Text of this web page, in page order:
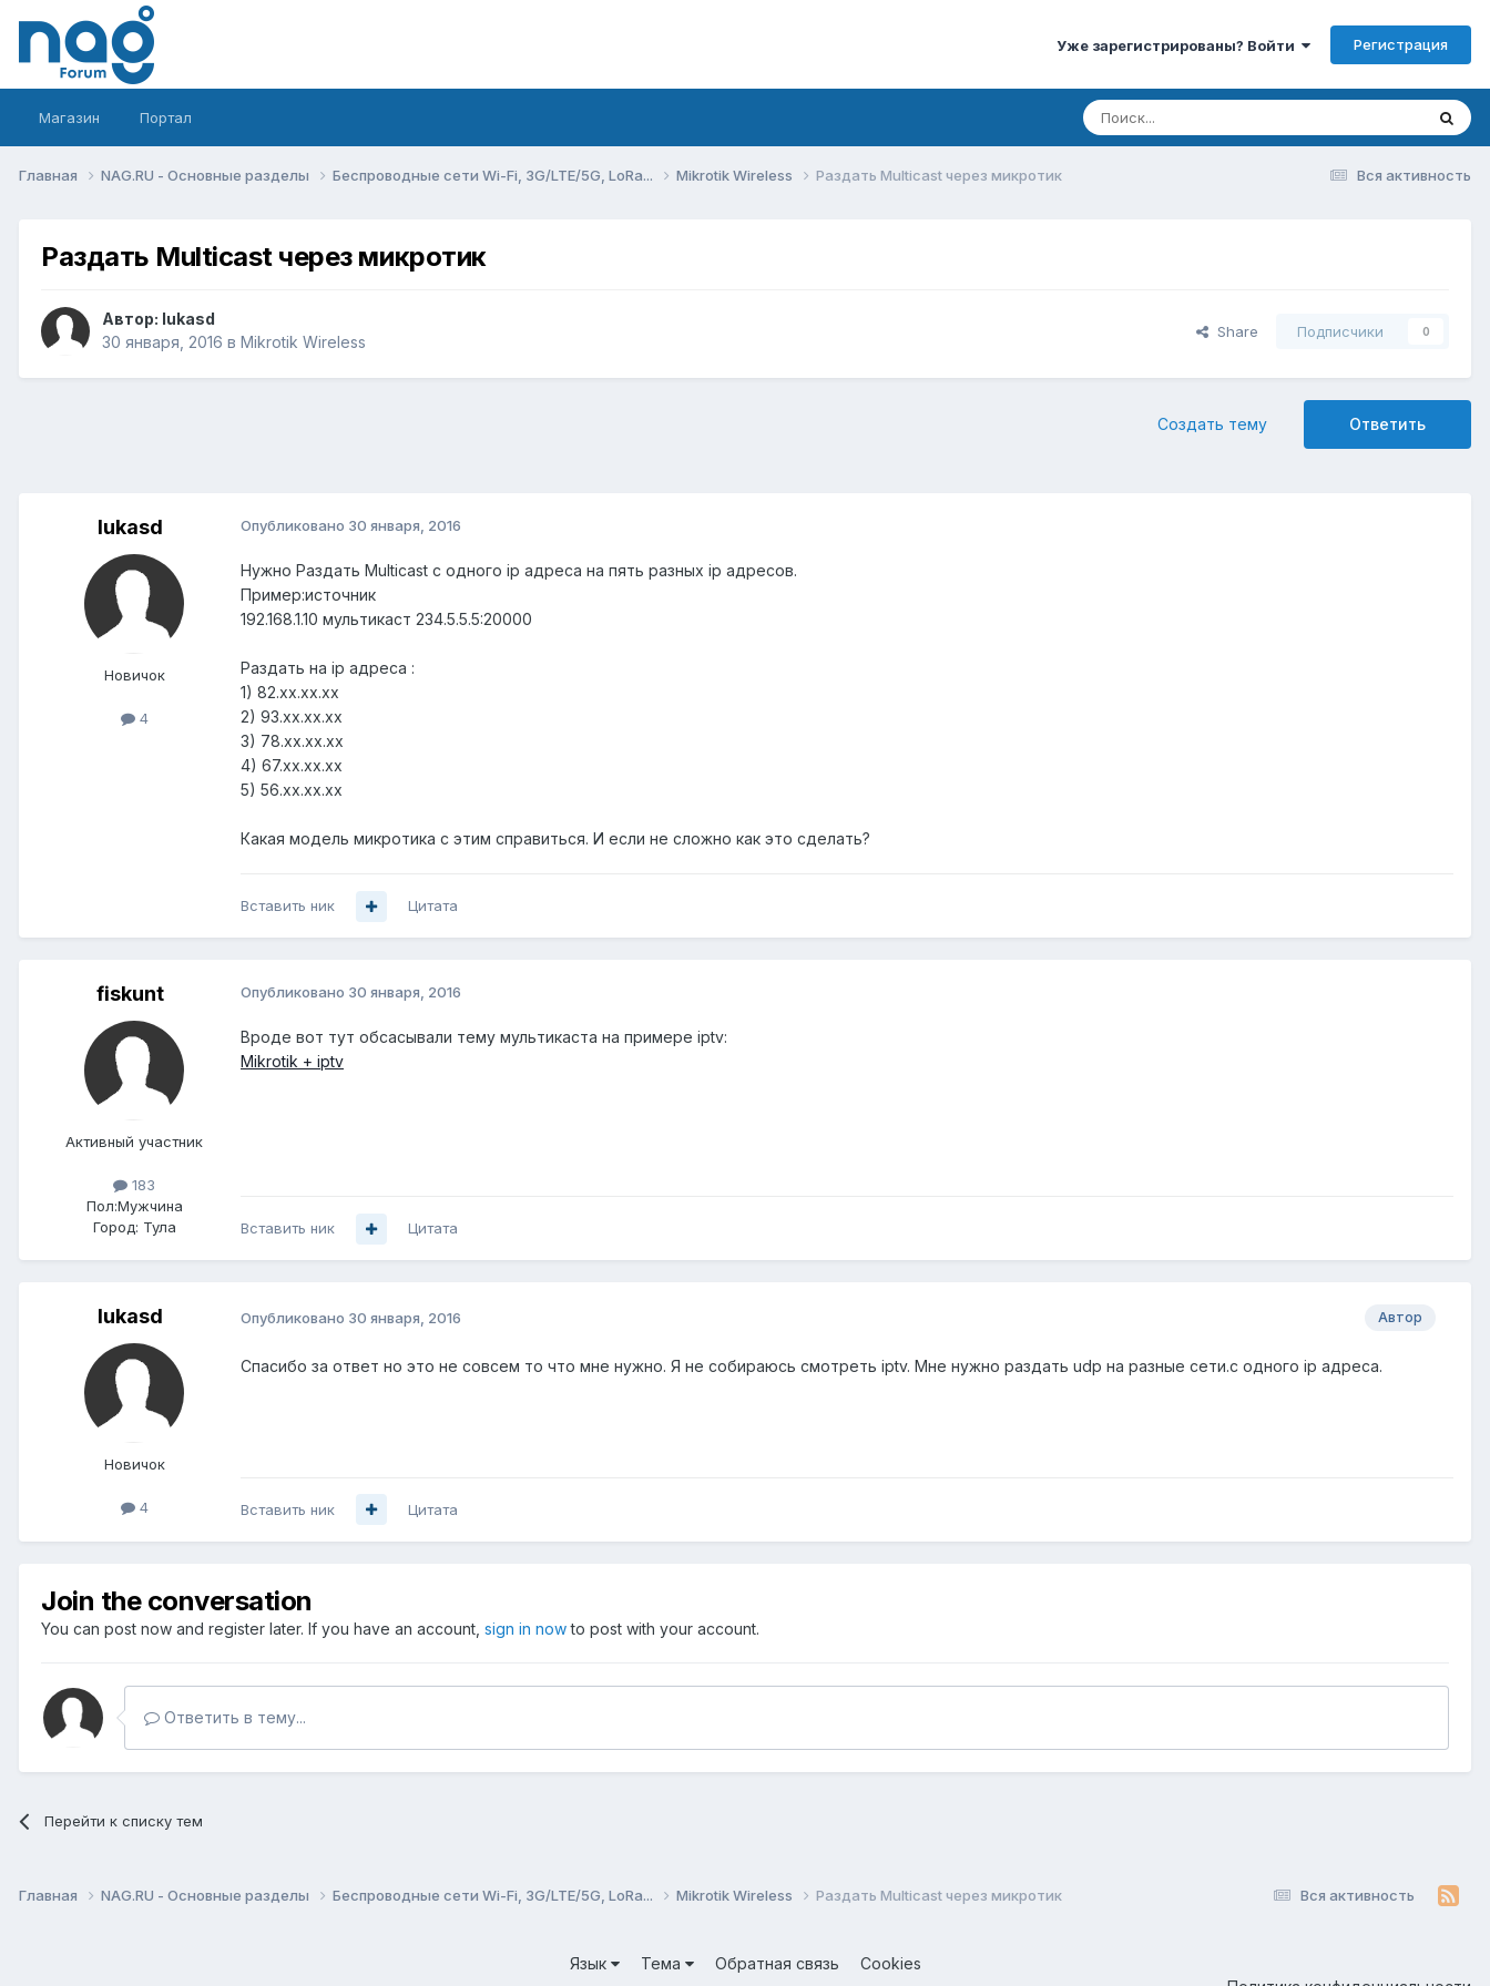
Уже зарегистрированы? Войти Регистрация
Магазин Портал
Вся активность
Главная NAG.RU - Основные разделы Беспроводные сети Wi-Fi, 3G/LTE/5G, LoRa... Mikrotik Wireless Раздать Multicast через микротик
Раздать Multicast через микротик
Автор: lukasd
30 января, 2016 в Mikrotik Wireless
Share Подписчики 0
Ответить
Создать тему
lukasd
Новичок
4
Опубликовано 30 января, 2016
Нужно Раздать Multicast с одного ip адреса на пять разных ip адресов.
Пример:источник
192.168.1.10 мультикаст 234.5.5.5:20000
Раздать на ip адреса :
1) 82.хх.хх.хх
2) 93.хх.хх.хх
3) 78.хх.хх.хх
4) 67.хх.хх.хх
5) 56.хх.хх.хх
Какая модель микротика с этим справиться. И если не сложно как это сделать?
Вставить ник Цитата
fiskunt
Активный участник
183
Пол:Мужчина
Город: Тула
Опубликовано 30 января, 2016
Вроде вот тут обсасывали тему мультикаста на примере iptv:
Mikrotik + iptv
Вставить ник Цитата
lukasd
Новичок
4
Автор
Опубликовано 30 января, 2016
Спасибо за ответ но это не совсем то что мне нужно. Я не собираюсь смотреть iptv. Мне нужно раздать udp на разные сети.с одного ip адреса.
Вставить ник Цитата
Join the conversation
You can post now and register later. If you have an account, sign in nowto post with your account.
Ответить в тему...
Перейти к списку тем
Вся активность
Главная NAG.RU - Основные разделы Беспроводные сети Wi-Fi, 3G/LTE/5G, LoRa... Mikrotik Wireless Раздать Multicast через микротик
Язык Тема Обратная связь
Cookies